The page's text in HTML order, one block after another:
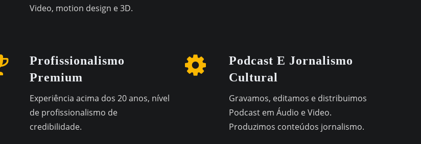
Video, motion design e 3D.
Profissionalismo
Premium
Experiência acima dos 20 anos, nível
de profissionalismo de
credibilidade.
Podcast E Jornalismo
Cultural
Gravamos, editamos e distribuimos
Podcast em Áudio e Video.
Produzimos conteúdos jornalismo.